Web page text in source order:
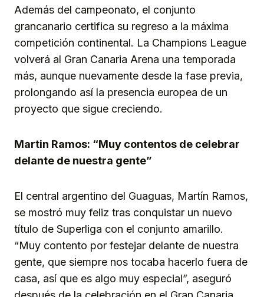
Además del campeonato, el conjunto
grancanario certifica su regreso a la máxima
competición continental. La Champions League
volverá al Gran Canaria Arena una temporada
más, aunque nuevamente desde la fase previa,
prolongando así la presencia europea de un
proyecto que sigue creciendo.
Martin Ramos: “Muy contentos de celebrar
delante de nuestra gente”
El central argentino del Guaguas, Martín Ramos,
se mostró muy feliz tras conquistar un nuevo
título de Superliga con el conjunto amarillo.
“Muy contento por festejar delante de nuestra
gente, que siempre nos tocaba hacerlo fuera de
casa, así que es algo muy especial”, aseguró